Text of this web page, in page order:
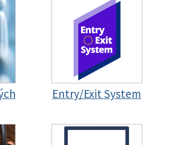
Entry/Exit System